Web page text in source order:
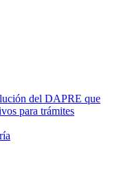
del DAPRE que
para trámites